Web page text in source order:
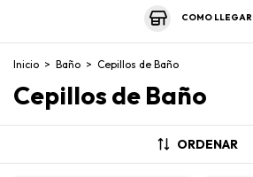
COMO LLEGAR
Inicio > Baño > Cepillos de Baño
Cepillos de Baño
ORDENAR